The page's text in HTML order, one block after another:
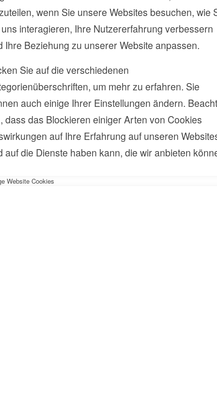
wenn Sie unsere Websites besuchen, wie
interagieren, Ihre Nutzererfahrung verbessern
Ihre Beziehung zu unserer Website anpassen.
Sie auf die verschiedenen
um mehr zu erfahren. Sie
auch einige Ihrer Einstellungen ändern.
dass das Blockieren einiger Arten von Cookies
auf Ihre Erfahrung auf unseren
auf die Dienste haben kann, die wir anbieten
Website Cookies